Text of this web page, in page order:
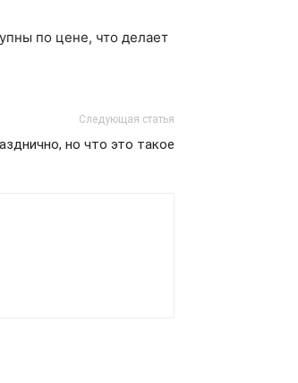
по цене, что делает
Следующая статья
но что это такое